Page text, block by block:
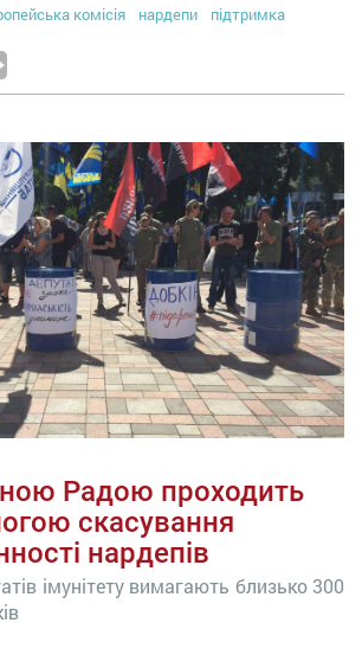
комісія нардепи підтримка
Радою проходить
скасування
нардепів
імунітету вимагають близько 300